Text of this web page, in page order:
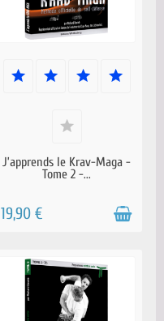
J’apprends le Krav-Maga -
Tome 2 -...
19,90 €